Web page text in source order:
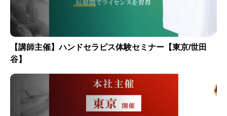
【講師主催】ハンドセラピス体験セミナー【東京/世田
谷】